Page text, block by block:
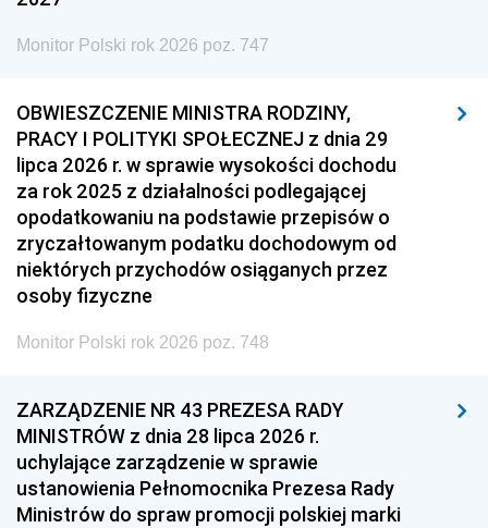
Monitor Polski rok 2026 poz. 747
OBWIESZCZENIE MINISTRA RODZINY,
PRACY I POLITYKI SPOŁECZNEJ z dnia 29
lipca 2026 r. w sprawie wysokości dochodu
za rok 2025 z działalności podlegającej
opodatkowaniu na podstawie przepisów o
zryczałtowanym podatku dochodowym od
niektórych przychodów osiąganych przez
osoby fizyczne
Monitor Polski rok 2026 poz. 748
ZARZĄDZENIE NR 43 PREZESA RADY
MINISTRÓW z dnia 28 lipca 2026 r.
uchylające zarządzenie w sprawie
ustanowienia Pełnomocnika Prezesa Rady
Ministrów do spraw promocji polskiej marki